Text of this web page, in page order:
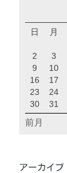
日 月
2
3
9
10
16
17
23
24
30
31
前月
アーカイブ